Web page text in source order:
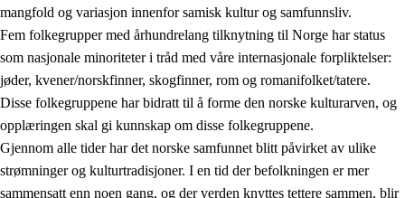
mangfold og variasjon innenfor samisk kultur og samfunnsliv.
Fem folkegrupper med århundrelang tilknytning til Norge har status
som nasjonale minoriteter i tråd med våre internasjonale forpliktelser:
jøder, kvener/norskfinner, skogfinner, rom og romanifolket/tatere.
Disse folkegruppene har bidratt til å forme den norske kulturarven, og
opplæringen skal gi kunnskap om disse folkegruppene.
Gjennom alle tider har det norske samfunnet blitt påvirket av ulike
strømninger og kulturtradisjoner. I en tid der befolkningen er mer
sammensatt enn noen gang, og der verden knyttes tettere sammen, blir